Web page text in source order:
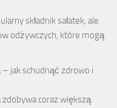
składnik sałatek, ale
odżywczych, które mogą
– jak schudnąć zdrowo i
zdobywa coraz większą